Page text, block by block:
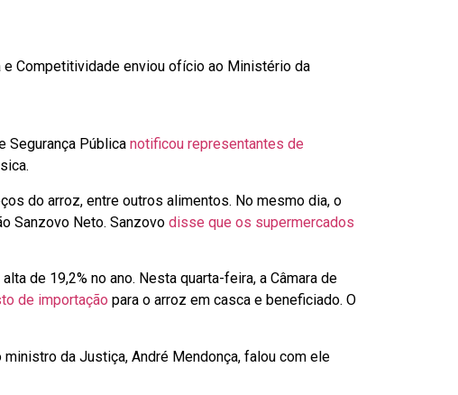
e Competitividade enviou ofício ao Ministério da
Segurança Pública notificou representantes de
do arroz, entre outros alimentos. No mesmo dia, o
Sanzovo Neto. Sanzovo disse que os supermercados
de 19,2% no ano. Nesta quarta-feira, a Câmara de
de importação para o arroz em casca e beneficiado. O
da Justiça, André Mendonça, falou com ele